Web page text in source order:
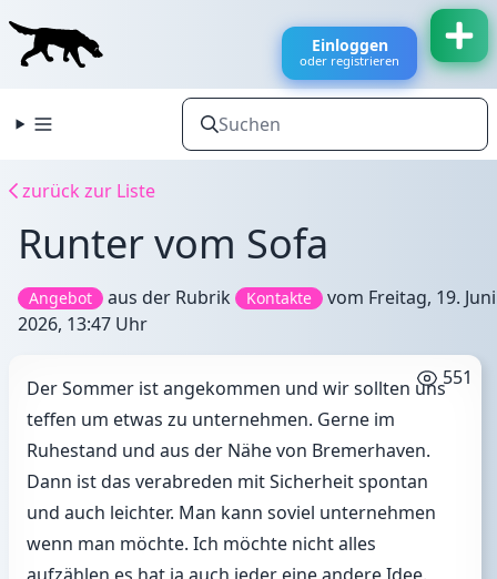
Einloggen
oder registrieren
zurück zur Liste
Runter vom Sofa
Angebot aus der Rubrik Kontakte vom Freitag, 19. Juni
2026, 13:47 Uhr
551
Der Sommer ist angekommen und wir sollten uns
teffen um etwas zu unternehmen. Gerne im
Ruhestand und aus der Nähe von Bremerhaven.
Dann ist das verabreden mit Sicherheit spontan
und auch leichter. Man kann soviel unternehmen
wenn man möchte. Ich möchte nicht alles